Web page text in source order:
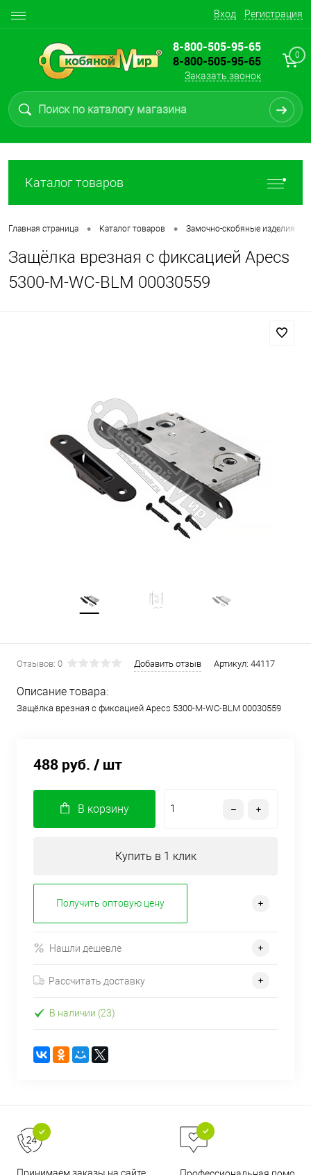
Вход Регистрация
8-800-505-95-65
8-800-505-95-65
Заказать звонок
0
Каталог товаров
Главная страница • Каталог товаров • Замочно-скобяные изделия
Защёлка врезная с фиксацией Apecs
5300-M-WC-BLM 00030559
Отзывов: 0 Добавить отзыв Артикул: 44117
Описание товара:
Защёлка врезная с фиксацией Apecs 5300-M-WC-BLM 00030559
488 руб. / шт
В корзину
Купить в 1 клик
Получить оптовую цену
Нашли дешевле
Рассчитать доставку
В наличии (23)